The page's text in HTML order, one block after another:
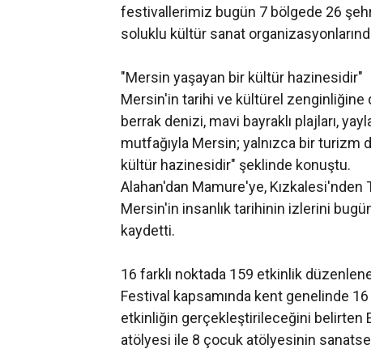
festivallerimiz bugün 7 bölgede 26
soluklu kültür sanat
"Mersin yaşayan bir kültür hazinesidir"
Mersin'in tarihi ve kültürel zenginliğine
berrak denizi, mavi bayraklı plajları,
mutfağıyla Mersin; yalnızca bir turizm
kültür hazinesidir" şeklinde konuştu.
Alahan'dan Mamure'ye,
Mersin'in insanlık tarihinin izlerini
kaydetti.
16 farklı noktada 159 etkinlik
Festival kapsamında kent genelinde
etkinliğin gerçekleştirileceğini belirten
atölyesi ile 8 çocuk atölyesinin